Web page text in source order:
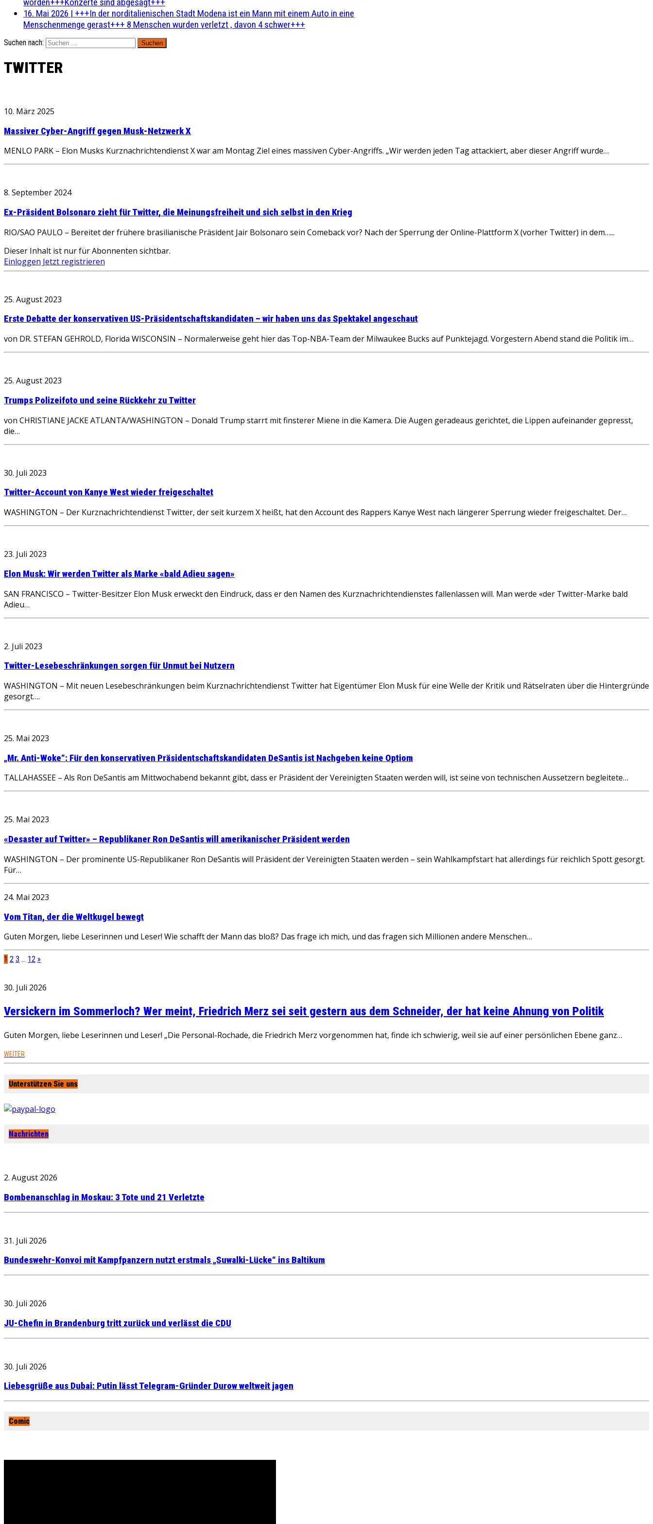
16. Mai 2026 | +++In der norditalienischen Stadt Modena ist ein Mann mit einem Auto in eine
Menschenmenge gerast+++ 8 Menschen wurden verletzt , davon 4 schwer+++
Suchen nach:
TWITTER
10. März 2025
Massiver Cyber-Angriff gegen Musk-Netzwerk X
MENLO PARK – Elon Musks Kurznachrichtendienst X war am Montag Ziel eines massiven Cyber-Angriffs. „Wir werden jeden Tag attackiert, aber dieser Angriff wurde…
8. September 2024
Ex-Präsident Bolsonaro zieht für Twitter, die Meinungsfreiheit und sich selbst in den Krieg
RIO/SAO PAULO – Bereitet der frühere brasilianische Präsident Jair Bolsonaro sein Comeback vor? Nach der Sperrung der Online-Plattform X (vorher Twitter) in dem…...
Dieser Inhalt ist nur für Abonnenten sichtbar.
Einloggen Jetzt registrieren
25. August 2023
Erste Debatte der konservativen US-Präsidentschaftskandidaten – wir haben uns das Spektakel angeschaut
von DR. STEFAN GEHROLD, Florida WISCONSIN – Normalerweise geht hier das Top-NBA-Team der Milwaukee Bucks auf Punktejagd. Vorgestern Abend stand die Politik im…
25. August 2023
Trumps Polizeifoto und seine Rückkehr zu Twitter
von CHRISTIANE JACKE ATLANTA/WASHINGTON – Donald Trump starrt mit finsterer Miene in die Kamera. Die Augen geradeaus gerichtet, die Lippen aufeinander gepresst,
die…
30. Juli 2023
Twitter-Account von Kanye West wieder freigeschaltet
WASHINGTON – Der Kurznachrichtendienst Twitter, der seit kurzem X heißt, hat den Account des Rappers Kanye West nach längerer Sperrung wieder freigeschaltet. Der…
23. Juli 2023
Elon Musk: Wir werden Twitter als Marke «bald Adieu sagen»
SAN FRANCISCO – Twitter-Besitzer Elon Musk erweckt den Eindruck, dass er den Namen des Kurznachrichtendienstes fallenlassen will. Man werde «der Twitter-Marke bald
Adieu…
2. Juli 2023
Twitter-Lesebeschränkungen sorgen für Unmut bei Nutzern
WASHINGTON – Mit neuen Lesebeschränkungen beim Kurznachrichtendienst Twitter hat Eigentümer Elon Musk für eine Welle der Kritik und Rätselraten über die Hintergründe
gesorgt….
25. Mai 2023
„Mr. Anti-Woke“: Für den konservativen Präsidentschaftskandidaten DeSantis ist Nachgeben keine Optiom
TALLAHASSEE – Als Ron DeSantis am Mittwochabend bekannt gibt, dass er Präsident der Vereinigten Staaten werden will, ist seine von technischen Aussetzern begleitete…
25. Mai 2023
«Desaster auf Twitter» – Republikaner Ron DeSantis will amerikanischer Präsident werden
WASHINGTON – Der prominente US-Republikaner Ron DeSantis will Präsident der Vereinigten Staaten werden – sein Wahlkampfstart hat allerdings für reichlich Spott gesorgt.
Für…
24. Mai 2023
Vom Titan, der die Weltkugel bewegt
Guten Morgen, liebe Leserinnen und Leser! Wie schafft der Mann das bloß? Das frage ich mich, und das fragen sich Millionen andere Menschen…
1 2 3 … 12 »
30. Juli 2026
Versickern im Sommerloch? Wer meint, Friedrich Merz sei seit gestern aus dem Schneider, der hat keine Ahnung von Politik
Guten Morgen, liebe Leserinnen und Leser! „Die Personal-Rochade, die Friedrich Merz vorgenommen hat, finde ich schwierig, weil sie auf einer persönlichen Ebene ganz…
WEITER
Unterstützen Sie uns
Nachrichten
2. August 2026
Bombenanschlag in Moskau: 3 Tote und 21 Verletzte
31. Juli 2026
Bundeswehr-Konvoi mit Kampfpanzern nutzt erstmals „Suwalki-Lücke“ ins Baltikum
30. Juli 2026
JU-Chefin in Brandenburg tritt zurück und verlässt die CDU
30. Juli 2026
Liebesgrüße aus Dubai: Putin lässt Telegram-Gründer Durow weltweit jagen
Comic